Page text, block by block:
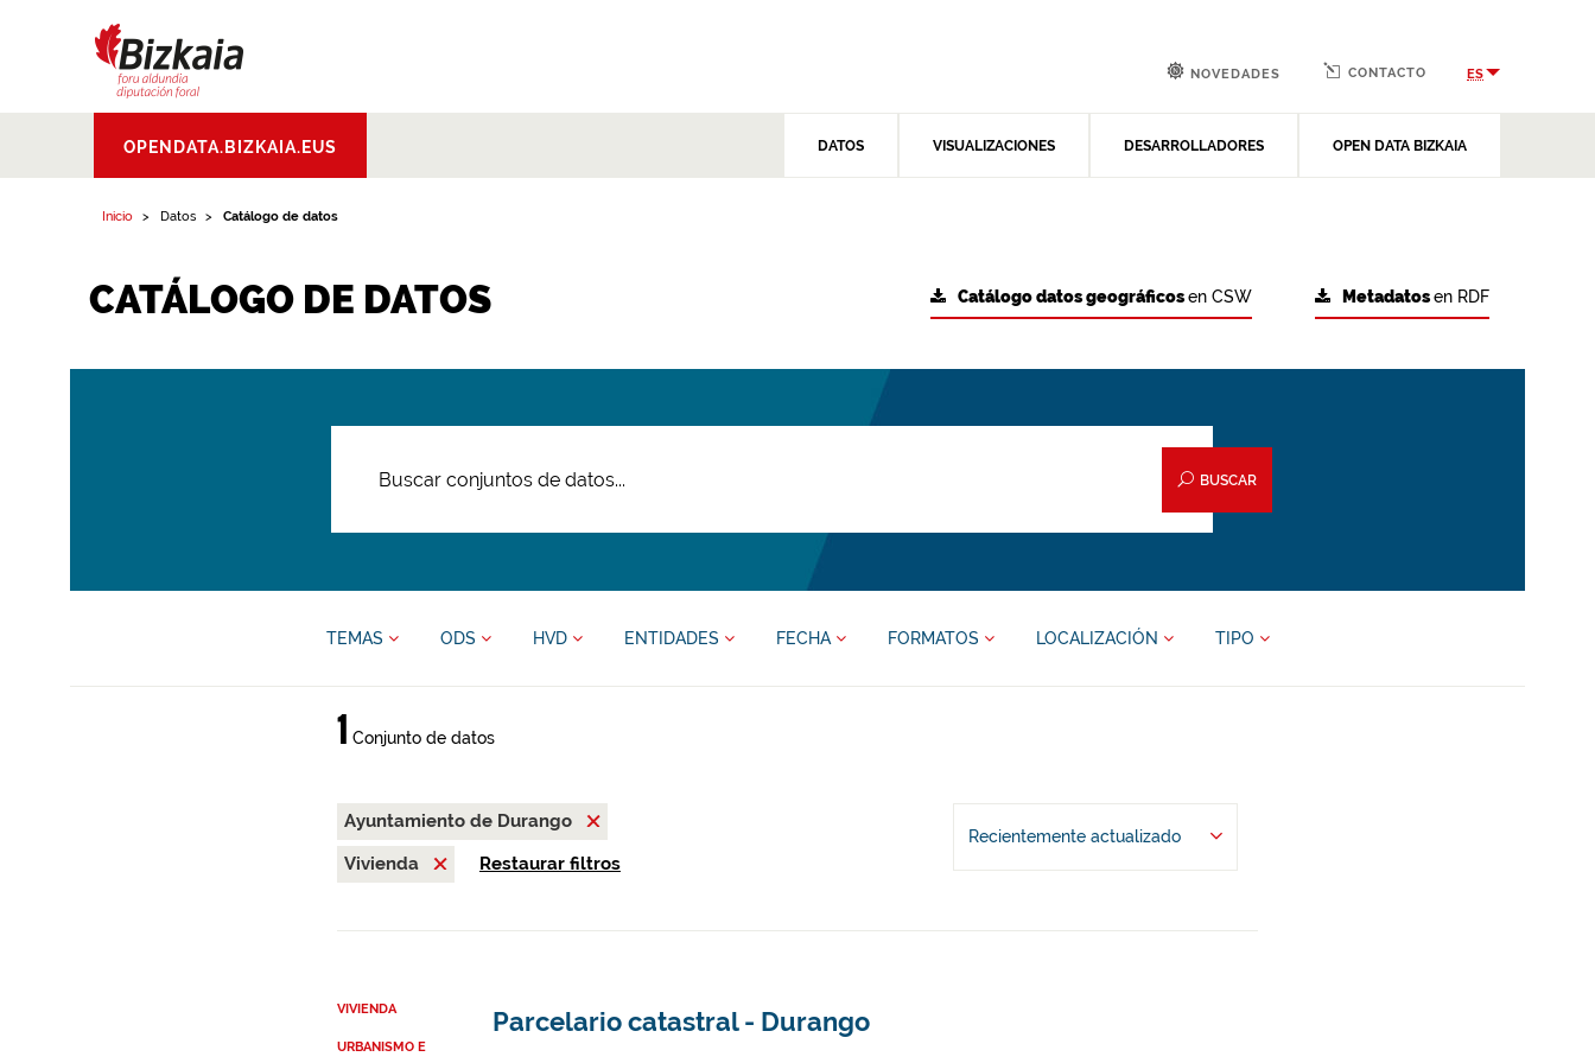
Aldundia.Diputacion
Foral de Bizkaia
OPENDATA.BIZKAIA.EUS DATOS VISUALIZACIONES DESARROLLADORES OPEN DATA BIZKAIA
NOVEDADES CONTACTO ES
Inicio Datos Catálogo de datos
CATÁLOGO DE DATOS Metadatosen RDF
Catálogo datos geográficosen CSW
BUSCAR
TEMAS ODS HVD ENTIDADES FECHA FORMATOS LOCALIZACIÓN TIPO
1 Conjunto de datos
Ayuntamiento de Durango
Vivienda
Restaurar filtros
Recientemente actualizado
VIVIENDA
URBANISMO E
Parcelario catastral - Durango